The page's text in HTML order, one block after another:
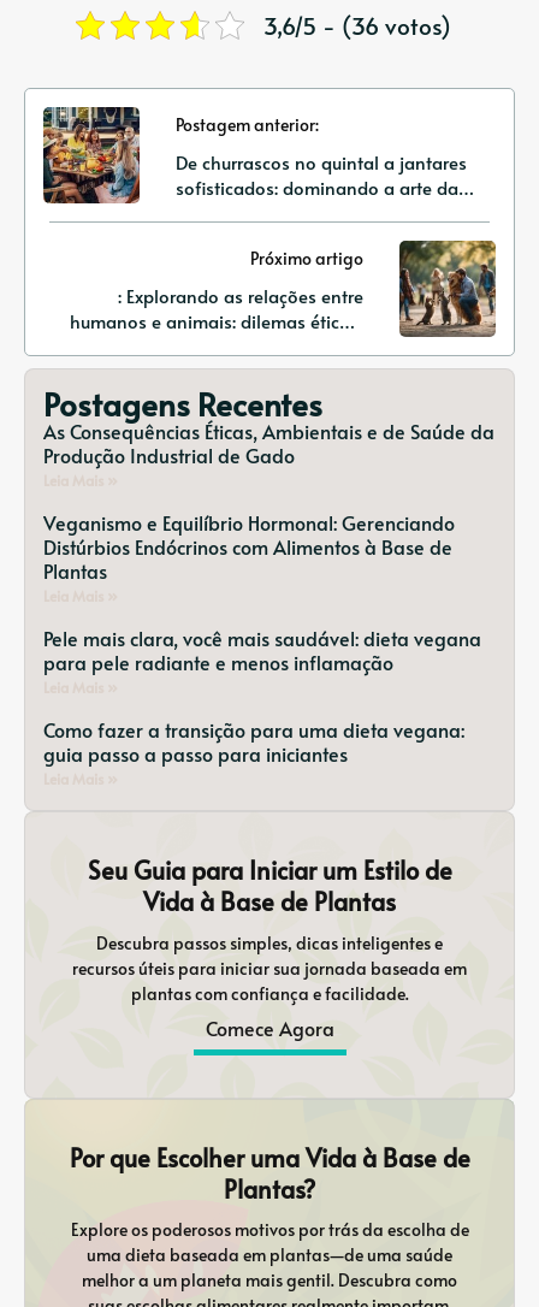
3,6/5 - (36 votos)
Postagem anterior:
De churrascos no quintal a jantares
sofisticados: dominando a arte da
Próximo artigo
: Explorando as relações entre
humanos e animais: dilemas éticos,
percepção.
Postagens Recentes
As Consequências Éticas, Ambientais e de Saúde da
Produção Industrial de Gado
Veganismo e Equilíbrio Hormonal: Gerenciando
Distúrbios Endócrinos com Alimentos à Base de
Plantas
Pele mais clara, você mais saudável: dieta vegana
para pele radiante e menos inflamação
Como fazer a transição para uma dieta vegana:
guia passo a passo para iniciantes
Seu Guia para Iniciar um Estilo de
Vida à Base de Plantas
Descubra passos simples, dicas inteligentes e
recursos úteis para iniciar sua jornada baseada em
plantas com confiança e facilidade.
Comece Agora
Por que Escolher uma Vida à Base de
Plantas?
Explore os poderosos motivos por trás da escolha de
uma dieta baseada em plantas—de uma saúde
melhor a um planeta mais gentil. Descubra como